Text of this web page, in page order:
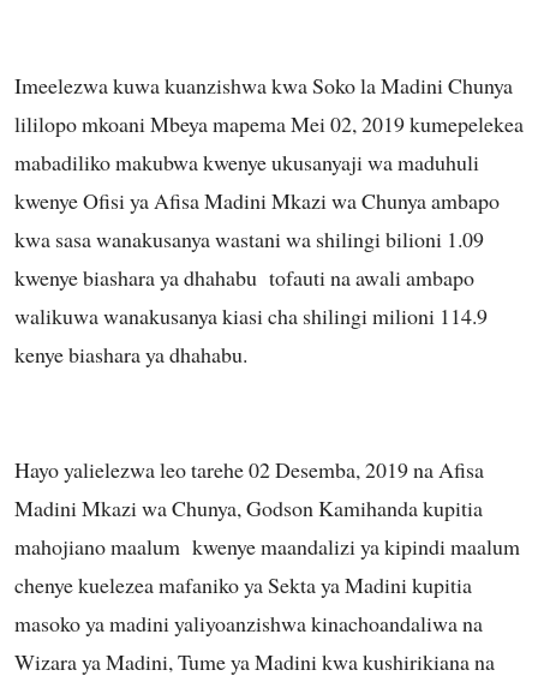
Imeelezwa kuwa kuanzishwa kwa Soko la Madini Chunya
lililopo mkoani Mbeya mapema Mei 02, 2019 kumepelekea
mabadiliko makubwa kwenye ukusanyaji wa maduhuli
kwenye Ofisi ya Afisa Madini Mkazi wa Chunya ambapo
kwa sasa wanakusanya wastani wa shilingi bilioni 1.09
kwenye biashara ya dhahabu tofauti na awali ambapo
walikuwa wanakusanya kiasi cha shilingi milioni 114.9
kenye biashara ya dhahabu.
Hayo yalielezwa leo tarehe 02 Desemba, 2019 na Afisa
Madini Mkazi wa Chunya, Godson Kamihanda kupitia
mahojiano maalum kwenye maandalizi ya kipindi maalum
chenye kuelezea mafaniko ya Sekta ya Madini kupitia
masoko ya madini yaliyoanzishwa kinachoandaliwa na
Wizara ya Madini, Tume ya Madini kwa kushirikiana na